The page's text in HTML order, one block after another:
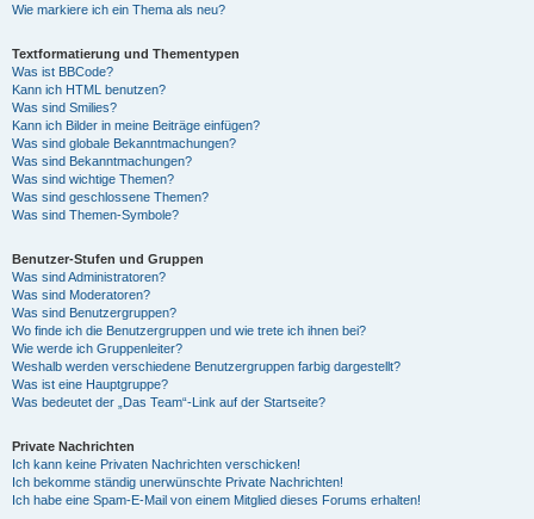
Wie markiere ich ein Thema als neu?
Textformatierung und Thementypen
Was ist BBCode?
Kann ich HTML benutzen?
Was sind Smilies?
Kann ich Bilder in meine Beiträge einfügen?
Was sind globale Bekanntmachungen?
Was sind Bekanntmachungen?
Was sind wichtige Themen?
Was sind geschlossene Themen?
Was sind Themen-Symbole?
Benutzer-Stufen und Gruppen
Was sind Administratoren?
Was sind Moderatoren?
Was sind Benutzergruppen?
Wo finde ich die Benutzergruppen und wie trete ich ihnen bei?
Wie werde ich Gruppenleiter?
Weshalb werden verschiedene Benutzergruppen farbig dargestellt?
Was ist eine Hauptgruppe?
Was bedeutet der „Das Team“-Link auf der Startseite?
Private Nachrichten
Ich kann keine Privaten Nachrichten verschicken!
Ich bekomme ständig unerwünschte Private Nachrichten!
Ich habe eine Spam-E-Mail von einem Mitglied dieses Forums erhalten!